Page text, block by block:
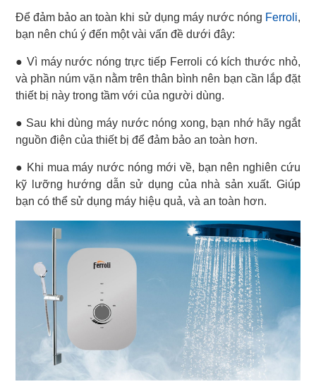
Để đảm bảo an toàn khi sử dụng máy nước nóng Ferroli,
bạn nên chú ý đến một vài vấn đề dưới đây:
● Vì máy nước nóng trực tiếp Ferroli có kích thước nhỏ,
và phần núm vặn nằm trên thân bình nên bạn cần lắp đặt
thiết bị này trong tầm với của người dùng.
● Sau khi dùng máy nước nóng xong, bạn nhớ hãy ngắt
nguồn điện của thiết bị để đảm bảo an toàn hơn.
● Khi mua máy nước nóng mới về, bạn nên nghiên cứu
kỹ lưỡng hướng dẫn sử dụng của nhà sản xuất. Giúp
bạn có thể sử dụng máy hiệu quả, và an toàn hơn.